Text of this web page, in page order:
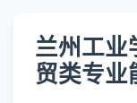
兰州工业
贸类专业